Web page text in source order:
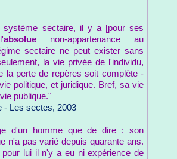
système sectaire, il y a [pour ses
absolue non-appartenance au
sectaire ne peut exister sans
la vie privée de l'individu,
la perte de repères soit complète -
politique, et juridique. Bref, sa vie
publique."
- Les sectes, 2003
d'un homme que de dire : son
n'a pas varié depuis quarante ans.
lui il n'y a eu ni expérience de